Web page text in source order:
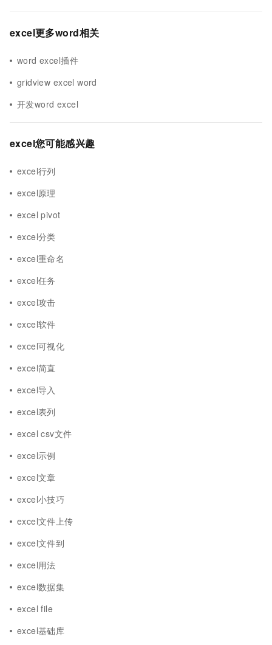
excel更多word相关
word excel插件
gridview excel word
开发word excel
excel您可能感兴趣
excel行列
excel原理
excel pivot
excel分类
excel重命名
excel任务
excel攻击
excel软件
excel可视化
excel简直
excel导入
excel表列
excel csv文件
excel示例
excel文章
excel小技巧
excel文件上传
excel文件到
excel用法
excel数据集
excel file
excel基础库